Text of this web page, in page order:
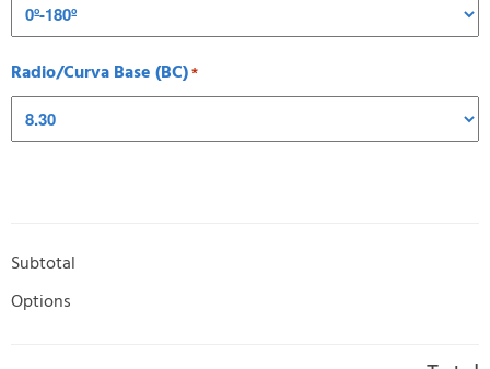
Radio/Curva Base (BC)*
Subtotal
Options